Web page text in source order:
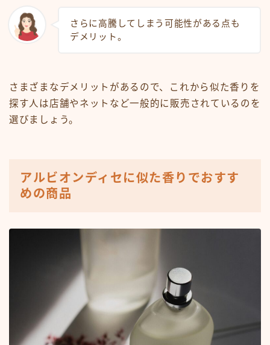
さらに高騰してしまう可能性がある点も
デメリット。
さまざまなデメリットがあるので、これから似た香りを
探す人は店舗やネットなど一般的に販売されているのを
選びましょう。
アルビオンディセに似た香りでおすす
めの商品